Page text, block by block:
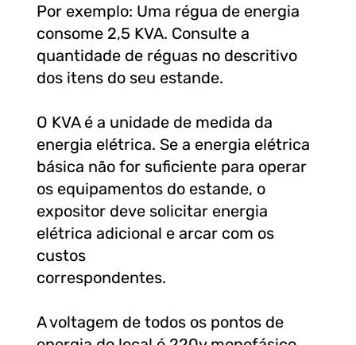
Por exemplo: Uma régua de energia
consome 2,5 KVA. Consulte a
quantidade de réguas no descritivo
dos itens do seu estande.
O KVA é a unidade de medida da
energia elétrica. Se a energia elétrica
básica não for suficiente para operar
os equipamentos do estande, o
expositor deve solicitar energia
elétrica adicional e arcar com os
custos
correspondentes.
A voltagem de todos os pontos de